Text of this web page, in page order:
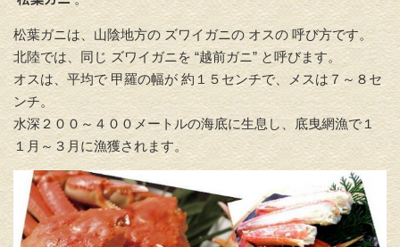
松葉ガニは、山陰地方の ズワイガニの オスの 呼び方です。
北陸では、同じ ズワイガニを “越前ガニ” と呼びます。
オスは、平均で 甲羅の幅が 約１５センチで、メスは７～８セ
ンチ。
水深２００～４００メートルの海底に生息し、底曳網漁で１
１月～３月に漁獲されます。